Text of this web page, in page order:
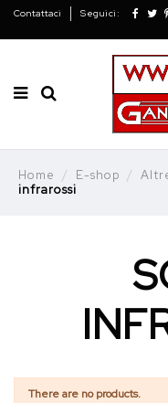
Contattaci Seguici:
Home E-shop
infrarossi
There are no products.